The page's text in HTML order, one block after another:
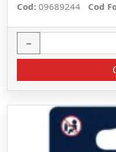
Cod: 09689244 Cod
−